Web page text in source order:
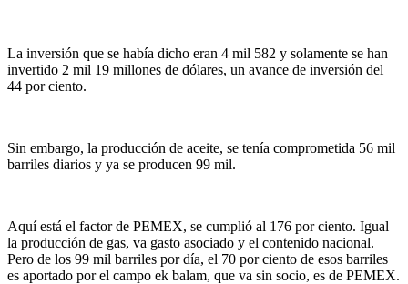
La inversión que se había dicho eran 4 mil 582 y solamente se han
invertido 2 mil 19 millones de dólares, un avance de inversión del
44 por ciento.
Sin embargo, la producción de aceite, se tenía comprometida 56 mil
barriles diarios y ya se producen 99 mil.
Aquí está el factor de PEMEX, se cumplió al 176 por ciento. Igual
la producción de gas, va gasto asociado y el contenido nacional.
Pero de los 99 mil barriles por día, el 70 por ciento de esos barriles
es aportado por el campo ek balam, que va sin socio, es de PEMEX.